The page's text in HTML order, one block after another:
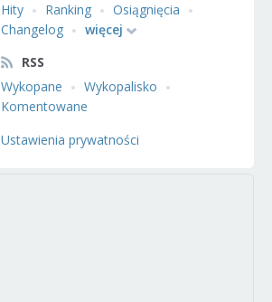
Hity
Ranking
Osiągnięcia
Changelog
więcej
RSS
Wykopane
Wykopalisko
Komentowane
Ustawienia prywatności